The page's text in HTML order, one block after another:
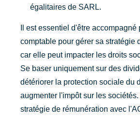
égalitaires de SARL.
Il est essentiel d'être accompagné
comptable pour gérer sa stratégie
car elle peut impacter les droits
Se baser uniquement sur des
détériorer la protection sociale du
augmenter l'impôt sur les sociétés.
stratégie de rémunération avec